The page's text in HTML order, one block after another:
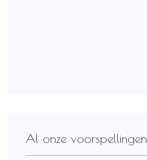
Al onze voorspellingen